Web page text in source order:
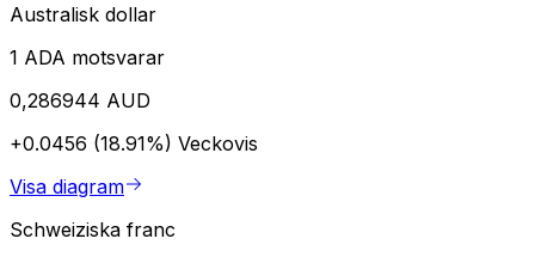
Australisk dollar
1 ADA motsvarar
0,286944 AUD
+0.0456 (18.91%) Veckovis
Visa diagram
Schweiziska franc